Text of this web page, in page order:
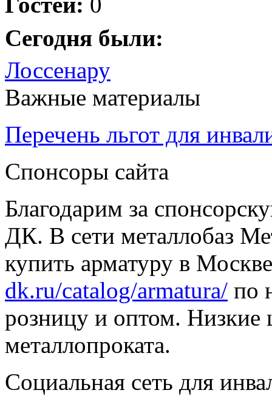
Сегодня были:
Лоссенару
Важные материалы
Перечень льгот для
Спонсоры сайта
Благодарим за
ДК. В сети металлобаз
купить арматуру в
dk.ru/catalog/armatura/ по
розницу и оптом. Низкие
металлопроката.
Социальная сеть для